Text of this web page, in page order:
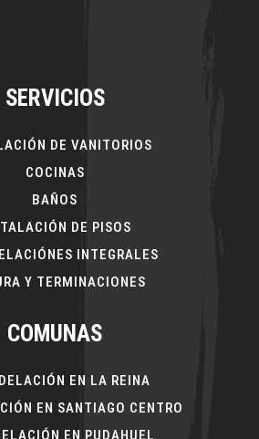
SERVICIOS
DE VANITORIOS
COCINAS
BAÑOS
DE PISOS
INTEGRALES
Y TERMINACIONES
COMUNAS
EN LA REINA
EN SANTIAGO CENTRO
EN PUDAHUEL